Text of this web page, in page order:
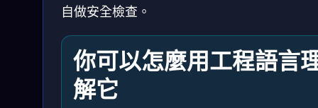
自做安全檢查。
你可以怎麼用工程語言
解它